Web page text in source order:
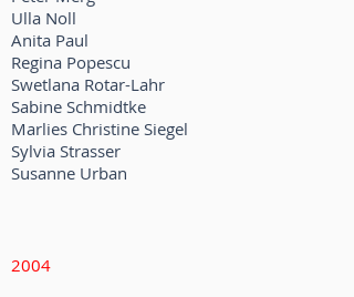
Ulla Noll
Anita Paul
Regina Popescu
Swetlana Rotar-Lahr
Sabine Schmidtke
Marlies Christine Siegel
Sylvia Strasser
Susanne Urban
2004